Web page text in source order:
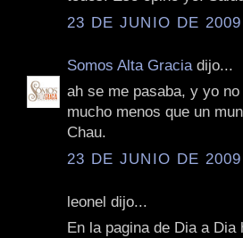
23 DE JUNIO DE
Somos Alta Gracia dijo...
ah se me pasaba, y yo
mucho menos que un
Chau.
23 DE JUNIO DE
leonel dijo...
En la pagina de Dia a